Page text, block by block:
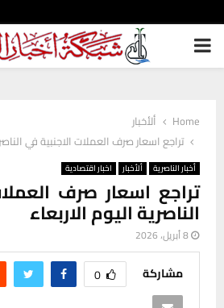
PRIMARY
Home
ألأخبار
تراجع اسعار صرف العملات الاجنبية في
أخبار الناصرية ألأخبار اخبار اقتصادية
تراجع اسعار صرف
الناصرية اليوم الاربعاء
8 أبريل، 2026
مشاركة 0